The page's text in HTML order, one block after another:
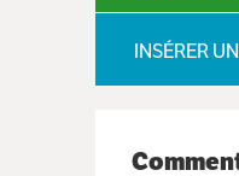
INSÉRER